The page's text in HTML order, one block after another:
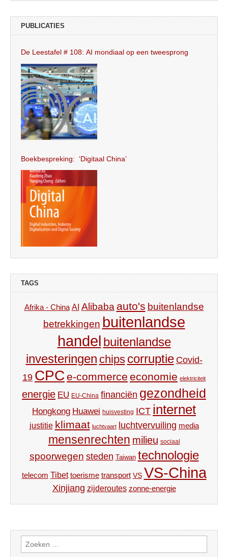
PUBLICATIES
De Leestafel # 108: AI mondiaal op een tweesprong
Boekbespreking: ‘Digitaal China’
TAGS
Afrika - China AI Alibaba auto's buitenlandse
betrekkingen buitenlandse
handel buitenlandse
investeringen chips corruptie Covid-
19 CPC e-commerce economie elektriciteit
energie EU EU-China financiën gezondheid
Hongkong Huawei huisvesting ICT internet
justitie klimaat luchtvaart luchtvervuiling media
mensenrechten milieu sociaal
spoorwegen steden Taiwan technologie
telecom Tibet toerisme transport VS VS-China
Xinjiang zijderoutes zonne-energie
Zoeken
naar: